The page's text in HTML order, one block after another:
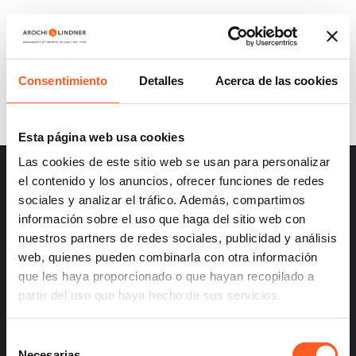
Consentimiento Detalles Acerca de las cookies
Esta página web usa cookies
Las cookies de este sitio web se usan para personalizar
el contenido y los anuncios, ofrecer funciones de redes
sociales y analizar el tráfico. Además, compartimos
información sobre el uso que haga del sitio web con
nuestros partners de redes sociales, publicidad y análisis
web, quienes pueden combinarla con otra información
que les haya proporcionado o que hayan recopilado a
partir del uso que haya hecho de sus servicios.
A&L UPDATES | PRESIDENTIAL DECREE
FOR FISCAL INCENTIVES TO ENCOURAGE
NEW INVESTMENTS IN MEXICO
– Terms and Conditions
– Privacy